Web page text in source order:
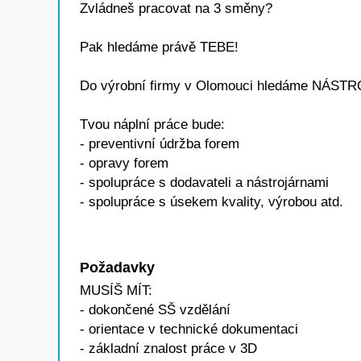
Zvládneš pracovat na 3 směny?
Pak hledáme právě TEBE!
Do výrobní firmy v Olomouci hledáme
Tvou náplní práce bude:
- preventivní údržba forem
- opravy forem
- spolupráce s dodavateli a nástrojárnami
- spolupráce s úsekem kvality, výrobou atd.
Požadavky
MUSÍŠ MÍT:
- dokončené SŠ vzdělání
- orientace v technické dokumentaci
- základní znalost práce v 3D